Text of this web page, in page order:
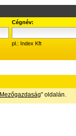
Cégnév:
pl.: Index Kft
Mezőgazdaság" oldalán.